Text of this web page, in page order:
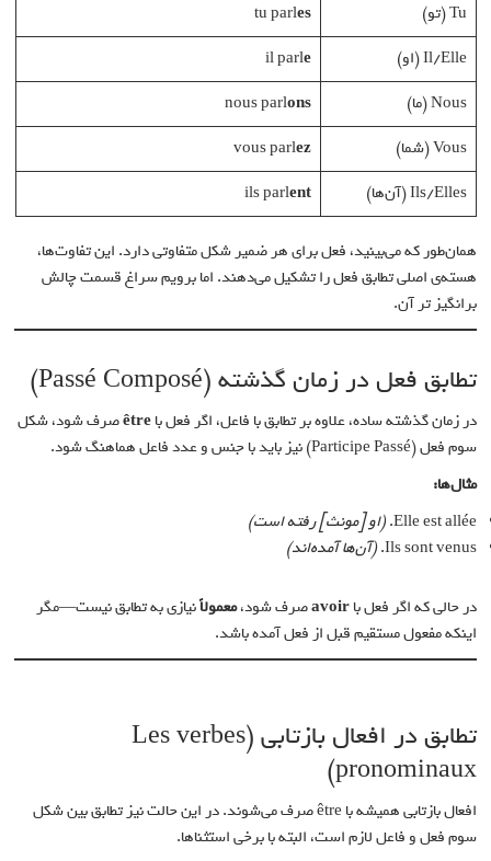
Tu (تو)
tu parles
Il/Elle (او)
il parle
Nous (ما)
nous parlons
Vous (شما)
vous parlez
Ils/Elles (آن‌ها)
ils parlent
همان‌طور که می‌بینید، فعل برای هر ضمیر شکل متفاوتی دارد. این تفاوت‌ها،
هسته‌ی اصلی تطابق فعل را تشکیل می‌دهند. اما برویم سراغ قسمت چالش
برانگیز تر آن.
تطابق فعل در زمان گذشته (Passé Composé)
در زمان گذشته ساده، علاوه بر تطابق با فاعل، اگر فعل باêtreصرف شود، شکل
سوم فعل (Participe Passé) نیز باید با جنس و عدد فاعل هماهنگ شود.
مثال‌ها:
Elle est allée. (او [مونث] رفته است)
Ils sont venus. (آن‌ها آمده‌اند)
در حالی که اگر فعل باavoirصرف شود،معمولاًنیازی به تطابق نیست—مگر
اینکه مفعول مستقیم قبل از فعل آمده باشد.
تطابق در افعال بازتابی (Les verbes
pronominaux)
افعال بازتابی همیشه با être صرف می‌شوند. در این حالت نیز تطابق بین شکل
سوم فعل و فاعل لازم است، البته با برخی استثناها.